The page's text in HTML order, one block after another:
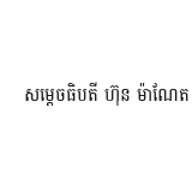
សម្តេចធិបតី ហ៊ុន ម៉ាណែ